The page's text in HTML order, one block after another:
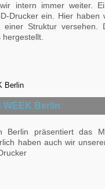
intern immer weiter.
Drucker ein. Hier haben
Struktur versehen.
WEEK Berlin
Berlin präsentiert das
haben auch wir